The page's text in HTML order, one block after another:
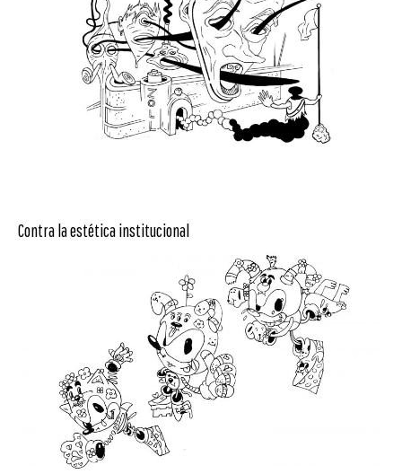
Contra la estética institucional